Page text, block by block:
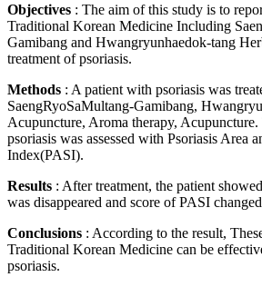
Objectives : The aim of this study is to
Traditional Korean Medicine Including
Gamibang and Hwangryunhaedok-tang
treatment of psoriasis.
Methods : A patient with psoriasis was
SaengRyoSaMultang-Gamibang,
Acupuncture, Aroma therapy,
psoriasis was assessed with Psoriasis Area
Index(PASI).
Results : After treatment, the patient
was disappeared and score of PASI
Conclusions : According to the result,
Traditional Korean Medicine can be
psoriasis.